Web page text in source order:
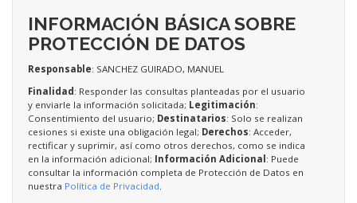
INFORMACIÓN BÁSICA SOBRE
PROTECCIÓN DE DATOS
Responsable: SANCHEZ GUIRADO, MANUEL
Finalidad: Responder las consultas planteadas por el usuario
y enviarle la información solicitada; Legitimación:
Consentimiento del usuario; Destinatarios: Solo se realizan
cesiones si existe una obligación legal; Derechos: Acceder,
rectificar y suprimir, así como otros derechos, como se indica
en la información adicional; Información Adicional: Puede
consultar la información completa de Protección de Datos en
nuestra Política de Privacidad